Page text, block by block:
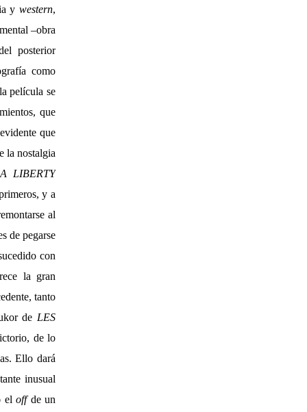
y western,
–obra
posterior
como
película se
que
que
la nostalgia
LIBERTY
y a
al
de pegarse
con
la gran
tanto
de LES
de lo
Ello dará
inusual
el offde un